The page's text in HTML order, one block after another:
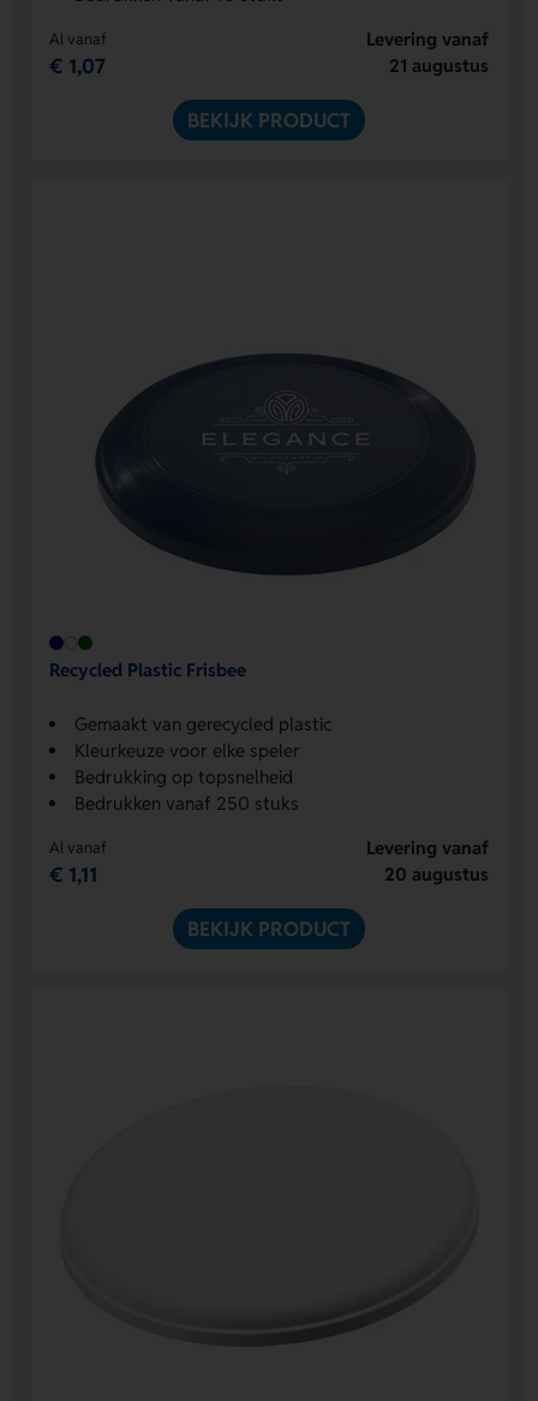
Al vanaf
€ 1,07
Levering vanaf
21 augustus
BEKIJK PRODUCT
Recycled Plastic Frisbee
Gemaakt van gerecycled plastic
Kleurkeuze voor elke speler
Bedrukking op topsnelheid
Bedrukken vanaf 250 stuks
Al vanaf
€ 1,11
Levering vanaf
20 augustus
BEKIJK PRODUCT